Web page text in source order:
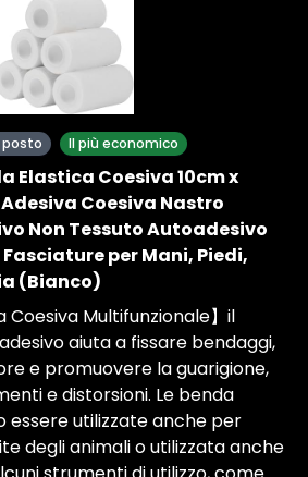
posto Il più economico
Elastica Coesiva 10cm x
Coesiva Nastro
Non Tessuto Autoadesivo
per Mani, Piedi,
(Bianco)
Coesiva Multifunzionale】il
aiuta a fissare bendaggi,
e promuovere la guarigione,
e distorsioni. Le benda
essere utilizzate anche per
degli animali o utilizzata anche